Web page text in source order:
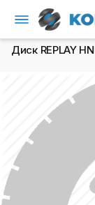
Диск REPLAY